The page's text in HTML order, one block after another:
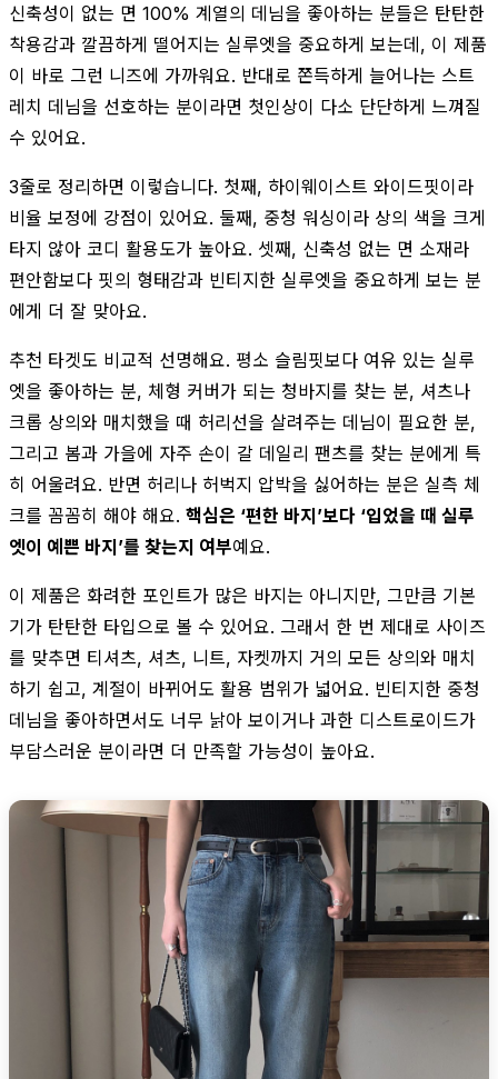
신축성이 없는 면 100% 계열의 데님을 좋아하는 분들은 탄탄한
착용감과 깔끔하게 떨어지는 실루엣을 중요하게 보는데, 이 제품
이 바로 그런 니즈에 가까워요. 반대로 쫀득하게 늘어나는 스트
레치 데님을 선호하는 분이라면 첫인상이 다소 단단하게 느껴질
수 있어요.
3줄로 정리하면 이렇습니다. 첫째, 하이웨이스트 와이드핏이라
비율 보정에 강점이 있어요. 둘째, 중청 워싱이라 상의 색을 크게
타지 않아 코디 활용도가 높아요. 셋째, 신축성 없는 면 소재라
편안함보다 핏의 형태감과 빈티지한 실루엣을 중요하게 보는 분
에게 더 잘 맞아요.
추천 타겟도 비교적 선명해요. 평소 슬림핏보다 여유 있는 실루
엣을 좋아하는 분, 체형 커버가 되는 청바지를 찾는 분, 셔츠나
크롭 상의와 매치했을 때 허리선을 살려주는 데님이 필요한 분,
그리고 봄과 가을에 자주 손이 갈 데일리 팬츠를 찾는 분에게 특
히 어울려요. 반면 허리나 허벅지 압박을 싫어하는 분은 실측 체
크를 꼼꼼히 해야 해요. 핵심은 ‘편한 바지’보다 ‘입었을 때 실루
엣이 예쁜 바지’를 찾는지 여부예요.
이 제품은 화려한 포인트가 많은 바지는 아니지만, 그만큼 기본
기가 탄탄한 타입으로 볼 수 있어요. 그래서 한 번 제대로 사이즈
를 맞추면 티셔츠, 셔츠, 니트, 자켓까지 거의 모든 상의와 매치
하기 쉽고, 계절이 바뀌어도 활용 범위가 넓어요. 빈티지한 중청
데님을 좋아하면서도 너무 낡아 보이거나 과한 디스트로이드가
부담스러운 분이라면 더 만족할 가능성이 높아요.